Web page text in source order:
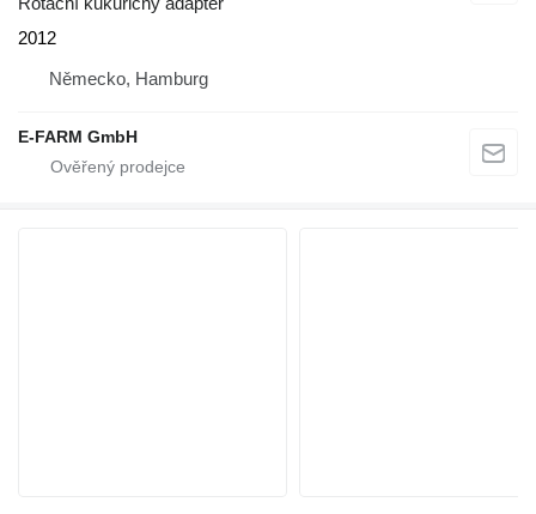
2012
Německo, Hamburg
E-FARM GmbH